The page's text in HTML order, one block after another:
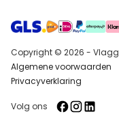
Copyright © 2026 -
Algemene voorwaarden
Privacyverklaring
Volg ons